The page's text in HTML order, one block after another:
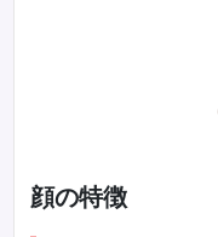
顔の特徴